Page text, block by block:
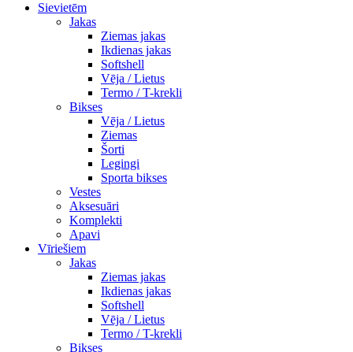
Sievietēm
Jakas
Ziemas jakas
Ikdienas jakas
Softshell
Vēja / Lietus
Termo / T-krekli
Bikses
Vēja / Lietus
Ziemas
Šorti
Legingi
Sporta bikses
Vestes
Aksesuāri
Komplekti
Apavi
Vīriešiem
Jakas
Ziemas jakas
Ikdienas jakas
Softshell
Vēja / Lietus
Termo / T-krekli
Bikses